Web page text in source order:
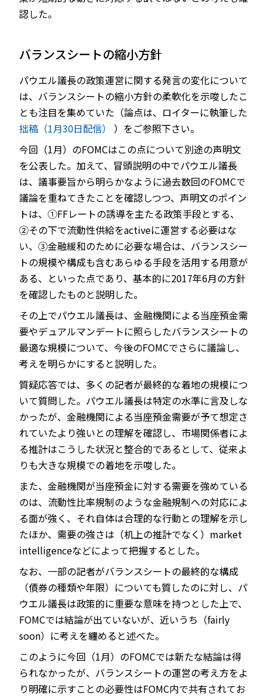
認した。
バランスシートの縮小方針
パウエル議長の政策運営に関する発言の変化について
は、バランスシートの縮小方針の柔軟化を示唆したこ
とも注目を集めていた（論点は、ロイターに執筆した
拙稿（1月30日配信） ）をご参照下さい。
今回（1月）のFOMCはこの点について別途の声明文
を公表した。加えて、冒頭説明の中でパウエル議長
は、議事要旨から明らかなように過去数回のFOMCで
議論を重ねてきたことを確認しつつ、声明文のポイン
トは、①FFレートの誘導を主たる政策手段とする、
②その下で流動性供給をactiveに運営する必要はな
い、③金融緩和のために必要な場合は、バランスシー
トの規模や構成も含むあらゆる手段を活用する用意が
ある、といった点であり、基本的に2017年6月の方針
を確認したものと説明した。
その上でパウエル議長は、金融機関による当座預金需
要やデュアルマンデートに照らしたバランスシートの
最適な規模について、今後のFOMCでさらに議論し、
考えを明らかにすると説明した。
質疑応答では、多くの記者が最終的な着地の規模につ
いて質問した。パウエル議長は特定の水準に言及しな
かったが、金融機関による当座預金需要が予て想定さ
れていたより強いとの理解を確認し、市場関係者によ
る推計はこうした状況と整合的であるとして、従来よ
りも大きな規模での着地を示唆した。
また、金融機関が当座預金に対する需要を強めている
のは、流動性比率規制のような金融規制への対応によ
る面が強く、それ自体は合理的な行動との理解を示し
たほか、需要の強さは（机上の推計でなく）market
intelligenceなどによって把握するとした。
なお、一部の記者がバランスシートの最終的な構成
（債券の種類や年限）についても質したのに対し、パ
ウエル議長は政策的に重要な意味を持つとした上で、
FOMCでは結論が出ていないが、近いうち（fairly
soon）に考えを纏めると述べた。
このように今回（1月）のFOMCでは新たな結論は得
られなかったが、バランスシートの運営の考え方をよ
り明確に示すことの必要性はFOMC内で共有されてお